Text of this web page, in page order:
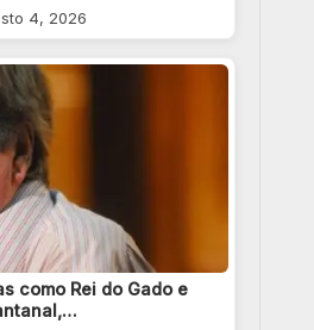
4, 2026
como Rei do Gado e